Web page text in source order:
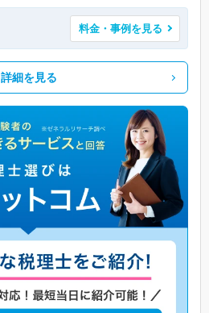
料金・事例を見る
詳細を見る